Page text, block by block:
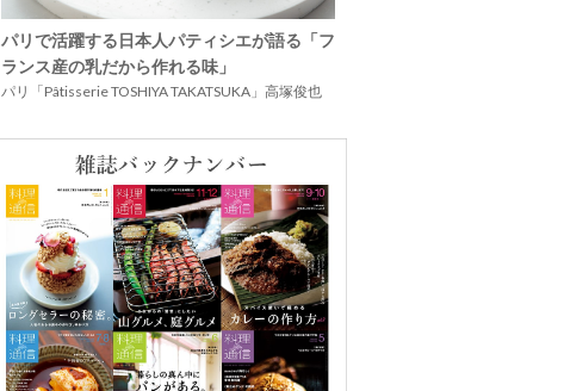
パリで活躍する日本人パティシエが語る「フ
ランス産の乳だから作れる味」
パリ「Pâtisserie TOSHIYA TAKATSUKA」高塚俊也